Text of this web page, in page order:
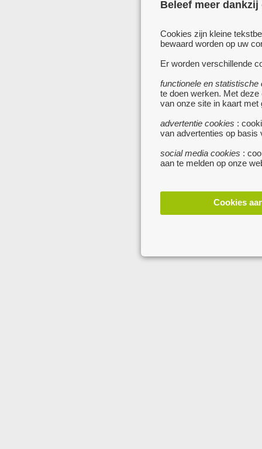
Beleef meer
Cookies zijn kleine
bewaard worden op uw
Er worden verschillende
functionele en statistische
te doen werken. Met
van onze site in kaart met
advertentie cookies :
van advertenties op basis
social media cookies :
aan te melden op onze
Cookies